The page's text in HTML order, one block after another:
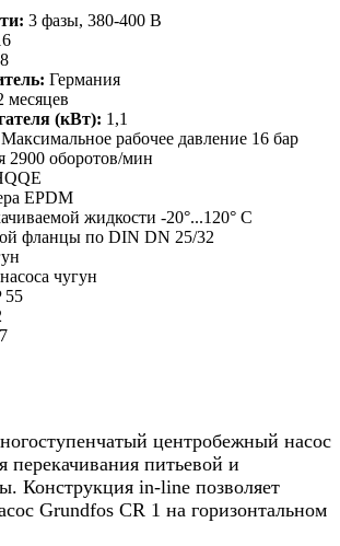
3 фазы, 380-400 В
Германия
месяцев
(кВт): 1,1
Максимальное рабочее давление 16 бар
2900 оборотов/мин
EPDM
жидкости -20°...120° C
фланцы по DIN DN 25/32
чугун
55
центробежный насос
перекачивания питьевой и
Конструкция in-line позволяет
Grundfos CR 1 на горизонтальном